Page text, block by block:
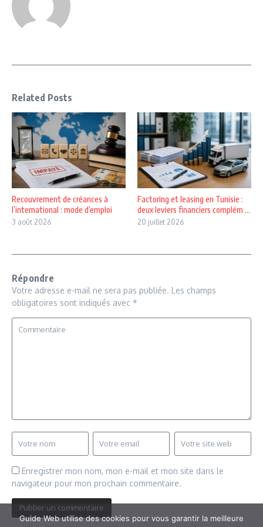
Related Posts
Recouvrement de créances à
l’international : mode d’emploi
3 août 2026
Factoring et leasing en Tunisie :
deux leviers financiers complém ...
20 juillet 2026
Répondre
Votre adresse e-mail ne sera pas publiée. Les champs
obligatoires sont indiqués avec *
Enregistrer mon nom, mon e-mail et mon site dans le
navigateur pour mon prochain commentaire.
Guide Web utilise des cookies pour vous garantir la meilleure